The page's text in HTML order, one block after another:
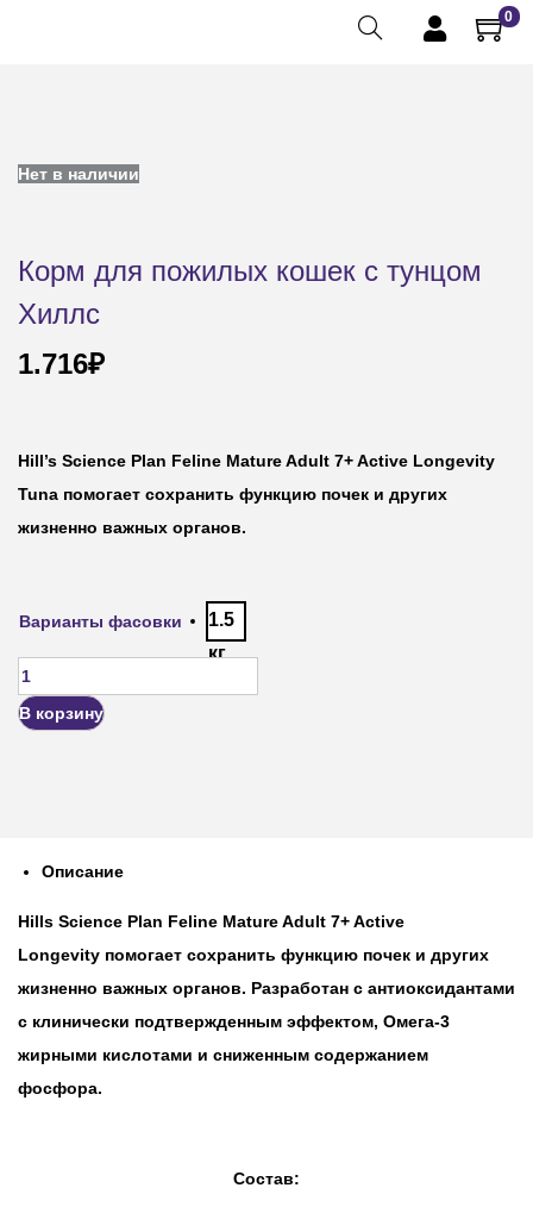
0
Нет в наличии
Корм для пожилых кошек с тунцом
Хиллс
1.716₽
Hill’s Science Plan Feline Mature Adult 7+ Active Longevity
Tuna помогает сохранить функцию почек и других
жизненно важных органов.
Варианты фасовки
1.5
кг
В корзину
Описание
Hills Science Plan Feline Mature Adult 7+ Active
Longevity помогает сохранить функцию почек и других
жизненно важных органов. Разработан с антиоксидантами
с клинически подтвержденным эффектом, Омега-3
жирными кислотами и сниженным содержанием
фосфора.
Состав: